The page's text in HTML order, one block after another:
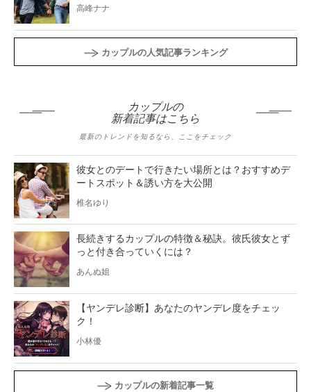
高峰ナナ
カップルの人気記事ランキング
カップルの
新着記事はこちら
最新のトレンドを知るなら、ここをチェック
彼女とのデートで行きたい場所とは？おすすめデ
ートスポット＆誘い方を大公開
椎名ゆり
長続きするカップルの特徴＆秘訣。彼氏彼女とず
っと付き合っていくには？
あんぬ姐
【ヤンデレ診断】あなたのヤンデレ度をチェッ
ク！
小林優
カップルの新着記事一覧